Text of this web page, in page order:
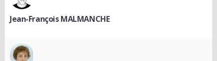
Jean-François MALMANCHE